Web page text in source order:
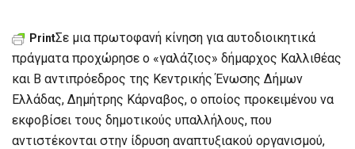
PrintΣε μια πρωτοφανή κίνηση για αυτοδιοικητικά
πράγματα προχώρησε ο «γαλάζιος» δήμαρχος Καλλιθέας
και Β αντιπρόεδρος της Κεντρικής Ένωσης Δήμων
Ελλάδας, Δημήτρης Κάρναβος, ο οποίος προκειμένου να
εκφοβίσει τους δημοτικούς υπαλλήλους, που
αντιστέκονται στην ίδρυση αναπτυξιακού οργανισμού,